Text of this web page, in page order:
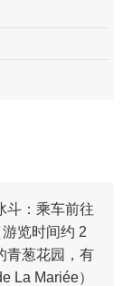
斗：乘车前往
览时间约 2
青葱花园，有
La Mariée）